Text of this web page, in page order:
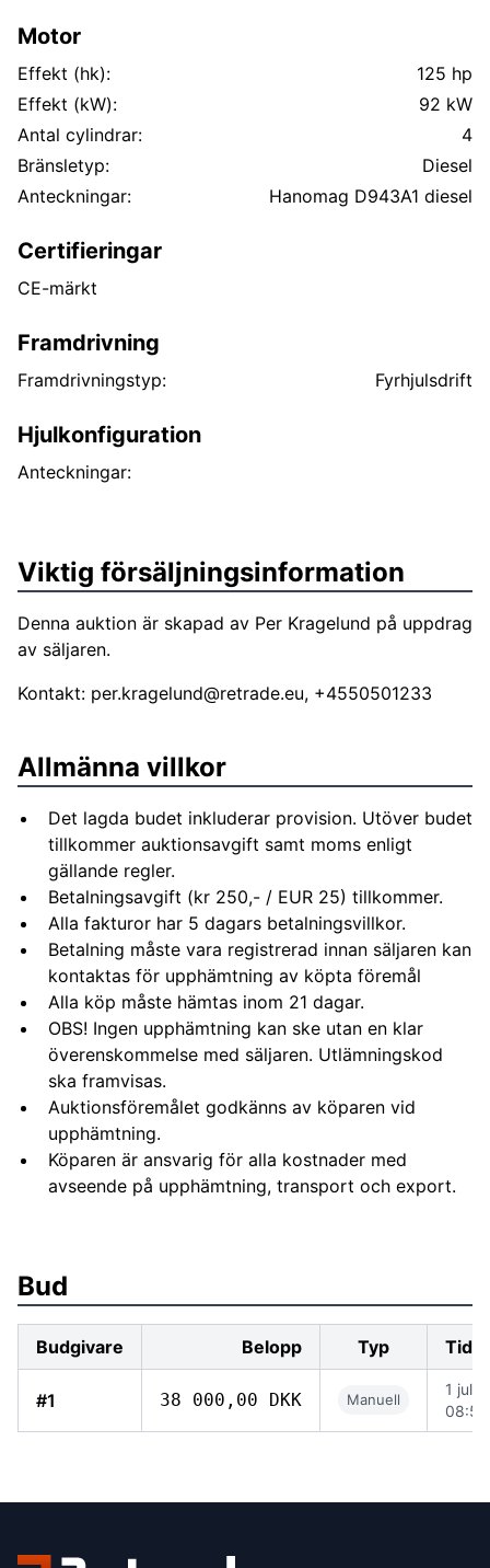
Motor
Effekt (hk):
125 hp
Effekt (kW):
92 kW
Antal cylindrar:
4
Bränsletyp:
Diesel
Anteckningar:
Hanomag D943A1 diesel
Certifieringar
CE-märkt
Framdrivning
Framdrivningstyp: Fyrhjulsdrift
Hjulkonfiguration
Anteckningar:
Viktig försäljningsinformation
Denna auktion är skapad av Per Kragelund på uppdrag
av säljaren.
Kontakt: per.kragelund@retrade.eu, +4550501233
Allmänna villkor
Det lagda budet inkluderar provision. Utöver budet
tillkommer auktionsavgift samt moms enligt
gällande regler.
Betalningsavgift (kr 250,- / EUR 25) tillkommer.
Alla fakturor har 5 dagars betalningsvillkor.
Betalning måste vara registrerad innan säljaren kan
kontaktas för upphämtning av köpta föremål
Alla köp måste hämtas inom 21 dagar.
OBS! Ingen upphämtning kan ske utan en klar
överenskommelse med säljaren. Utlämningskod
ska framvisas.
Auktionsföremålet godkänns av köparen vid
upphämtning.
Köparen är ansvarig för alla kostnader med
avseende på upphämtning, transport och export.
Bud
Budgivare Belopp Typ
#1 38 000,00 DKK Manuell
1 juli
08:59